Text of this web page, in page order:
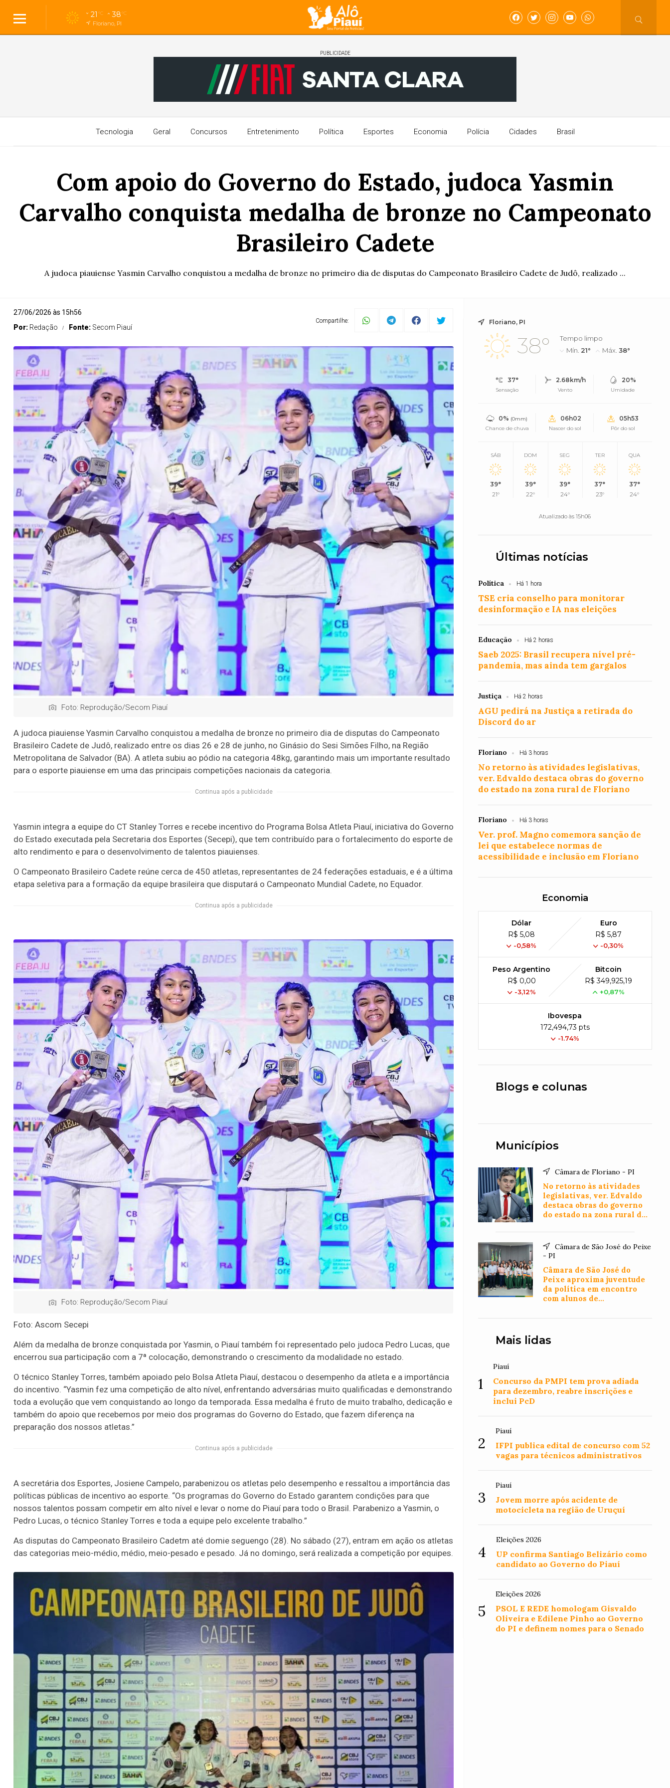
21 °C 38°C
Floriano, PI
PUBLICIDADE
Tecnologia Geral Concursos Entretenimento Política Esportes Economia Polícia Cidades Brasil
Com apoio do Governo do Estado, judoca Yasmin
Carvalho conquista medalha de bronze no Campeonato
Brasileiro Cadete
A judoca piauiense Yasmin Carvalho conquistou a medalha de bronze no primeiro dia de disputas do Campeonato Brasileiro Cadete de Judô, realizado ...
27/06/2026 às 15h56
Por: Redação Fonte: Secom Piauí
Compartilhe:
Foto: Reprodução/Secom Piauí
A judoca piauiense Yasmin Carvalho conquistou a medalha de bronze no primeiro dia de disputas do Campeonato
Brasileiro Cadete de Judô, realizado entre os dias 26 e 28 de junho, no Ginásio do Sesi Simões Filho, na Região
Metropolitana de Salvador (BA). A atleta subiu ao pódio na categoria 48kg, garantindo mais um importante resultado
para o esporte piauiense em uma das principais competições nacionais da categoria.
Continua após a publicidade
Yasmin integra a equipe do CT Stanley Torres e recebe incentivo do Programa Bolsa Atleta Piauí, iniciativa do Governo
do Estado executada pela Secretaria dos Esportes (Secepi), que tem contribuído para o fortalecimento do esporte de
alto rendimento e para o desenvolvimento de talentos piauienses.
O Campeonato Brasileiro Cadete reúne cerca de 450 atletas, representantes de 24 federações estaduais, e é a última
etapa seletiva para a formação da equipe brasileira que disputará o Campeonato Mundial Cadete, no Equador.
Continua após a publicidade
Foto: Reprodução/Secom Piauí
Foto: Ascom Secepi
Além da medalha de bronze conquistada por Yasmin, o Piauí também foi representado pelo judoca Pedro Lucas, que
encerrou sua participação com a 7ª colocação, demonstrando o crescimento da modalidade no estado.
O técnico Stanley Torres, também apoiado pelo Bolsa Atleta Piauí, destacou o desempenho da atleta e a importância
do incentivo. “Yasmin fez uma competição de alto nível, enfrentando adversárias muito qualificadas e demonstrando
toda a evolução que vem conquistando ao longo da temporada. Essa medalha é fruto de muito trabalho, dedicação e
também do apoio que recebemos por meio dos programas do Governo do Estado, que fazem diferença na
preparação dos nossos atletas.”
Continua após a publicidade
A secretária dos Esportes, Josiene Campelo, parabenizou os atletas pelo desempenho e ressaltou a importância das
políticas públicas de incentivo ao esporte. “Os programas do Governo do Estado garantem condições para que
nossos talentos possam competir em alto nível e levar o nome do Piauí para todo o Brasil. Parabenizo a Yasmin, o
Pedro Lucas, o técnico Stanley Torres e toda a equipe pelo excelente trabalho.”
As disputas do Campeonato Brasileiro Cadetm até domie seguengo (28). No sábado (27), entram em ação os atletas
das categorias meio-médio, médio, meio-pesado e pesado. Já no domingo, será realizada a competição por equipes.
Floriano, PI
38°
Tempo limpo
Mín. 21° Máx.38°
37°
Sensação
2.68km/h
Vento
20%
Umidade
0% (0mm)
Chance de chuva
06h02
Nascer do sol
05h53
Pôr do sol
SÁB
39°
21°
DOM
39°
22°
SEG
39°
24°
TER
37°
23°
QUA
37°
24°
Atualizado às 15h06
Últimas notícias
Política Há 1 hora
TSE cria conselho para monitorar
desinformação e IA nas eleições
Educação Há 2 horas
Saeb 2025: Brasil recupera nível pré-
pandemia, mas ainda tem gargalos
Justiça Há 2 horas
AGU pedirá na Justiça a retirada do
Discord do ar
Floriano Há 3 horas
No retorno às atividades legislativas,
ver. Edvaldo destaca obras do governo
do estado na zona rural de Floriano
Floriano Há 3 horas
Ver. prof. Magno comemora sanção de
lei que estabelece normas de
acessibilidade e inclusão em Floriano
Economia
Dólar
R$ 5,08
-0,58%
Euro
R$ 5,87
-0,30%
Peso Argentino
R$ 0,00
-3,12%
Bitcoin
R$ 349,925,19
+0,87%
Ibovespa
172,494,73 pts
-1.74%
Blogs e colunas
Municípios
Câmara de Floriano - PI
No retorno às atividades
legislativas, ver. Edvaldo
destaca obras do governo
do estado na zona rural de
Câmara de São José do Peixe
- PI
Câmara de São José do
Peixe aproxima juventude
da política em encontro
com alunos de
Mais lidas
1
Piauí
Concurso da PMPI tem prova adiada
para dezembro, reabre inscrições e
inclui PcD
2
Piauí
IFPI publica edital de concurso com 52
vagas para técnicos administrativos
3
Piauí
Jovem morre após acidente de
motocicleta na região de Uruçuí
4
Eleições 2026
UP confirma Santiago Belizário como
candidato ao Governo do Piauí
5
Eleições 2026
PSOL E REDE homologam Gisvaldo
Oliveira e Edilene Pinho ao Governo
do PI e definem nomes para o Senado